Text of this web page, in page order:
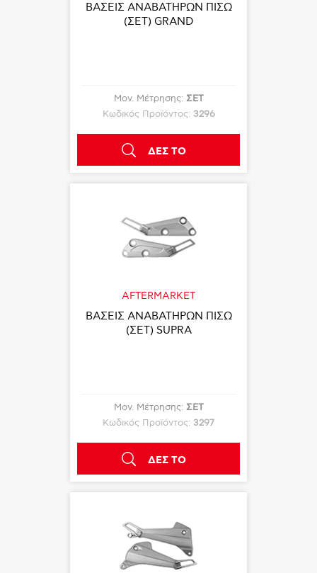
ΒΑΣΕΙΣ ΑΝΑΒΑΤΗΡΩΝ ΠΙΣΩ
(ΣΕΤ) GRAND
Μον. Μέτρησης: ΣΕΤ
Κωδικός Προϊόντος: 3296
ΔΕΣ ΤΟ
AFTERMARKET
ΒΑΣΕΙΣ ΑΝΑΒΑΤΗΡΩΝ ΠΙΣΩ
(ΣΕΤ) SUPRA
Μον. Μέτρησης: ΣΕΤ
Κωδικός Προϊόντος: 3297
ΔΕΣ ΤΟ